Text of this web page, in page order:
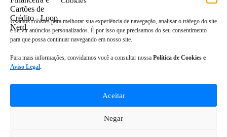
Usamos cookies para melhorar sua experiência de navegação, analisar o tráfego do site
e servir anúncios personalizados. É por isso que precisamos do seu consentimento
para que possa continuar navegando em nosso site.
Para mais informações, convidamos você a consultar nossa Política de Cookies e
Aviso Legal.
Aceitar
Negar
Política de Cookies Política de Privacidade Termos de Uso|
Aviso Legal